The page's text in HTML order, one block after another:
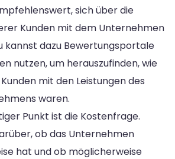
sich über die
Kunden mit dem Unternehmen
kannst dazu Bewertungsportale
nutzen, um herauszufinden, wie
mit den Leistungen des
waren.
Punkt ist die Kostenfrage.
ob das Unternehmen
hat und ob möglicherweise